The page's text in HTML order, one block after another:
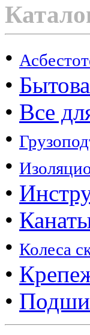
•
•
• Все
•
•
•
•
• Колеса
•
•